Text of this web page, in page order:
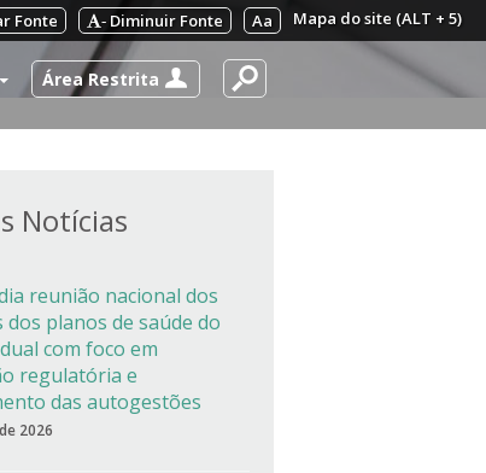
Mapa do site (ALT + 5)
Aa
- Diminuir Fonte
Fonte
Área Restrita
Notícias
reunião nacional dos
planos de saúde do
com foco em
regulatória e
das autogestões
2026